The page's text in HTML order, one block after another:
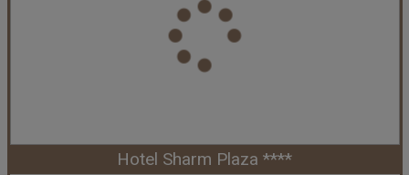
Város:Naama Bay
Utazás módja:
Repülővel
Ellátás:
All inclusive
Szálláskategória:
2 ágyas szoba
Időpont: 2026-08-15 | 14 éj
Hotel Sharm Plaza ****